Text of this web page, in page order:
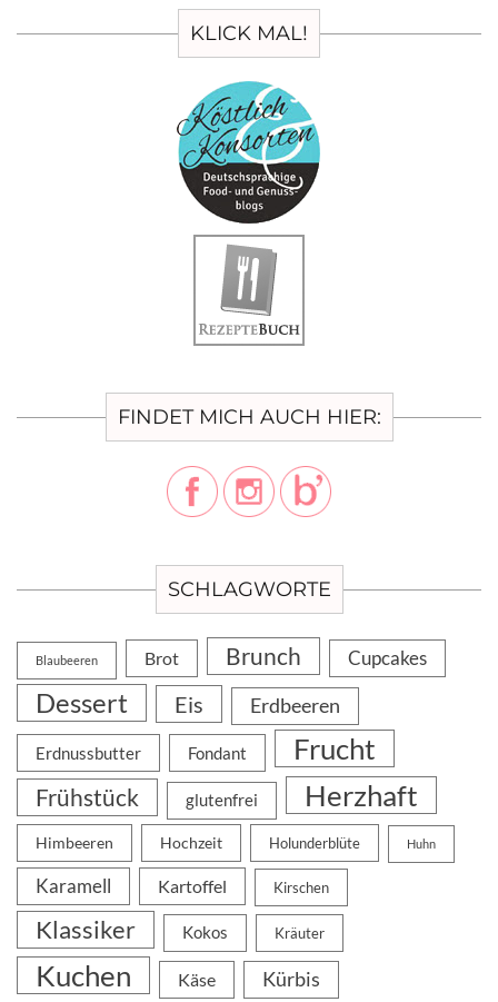
KLICK MAL!
FINDET MICH AUCH HIER:
SCHLAGWORTE
Blaubeeren Brot Brunch Cupcakes
Dessert Eis Erdbeeren
Erdnussbutter Fondant Frucht
Frühstück glutenfrei Herzhaft
Himbeeren Hochzeit Holunderblüte Huhn
Karamell Kartoffel Kirschen
Klassiker Kokos Kräuter
Kuchen Käse Kürbis